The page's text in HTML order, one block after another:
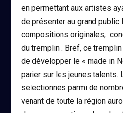
en permettant aux artistes
de présenter au grand public
compositions originales,
du tremplin . Bref, ce
de développer le « made in
parier sur les jeunes talents.
sélectionnés parmi de
venant de toute la région